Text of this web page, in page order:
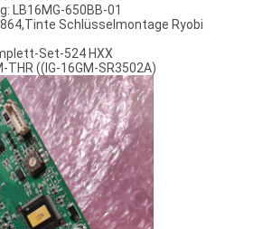
LB16MG-650BB-01
864,Tinte Schlüsselmontage Ryobi
Set-524 HXX
THR ((IG-16GM-SR3502A)